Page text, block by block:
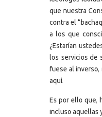
que nuestra
contra el
a los que
¿Estarían
los servicios de
fuese al inverso,
aquí.
Es por ello que,
incluso aquellas